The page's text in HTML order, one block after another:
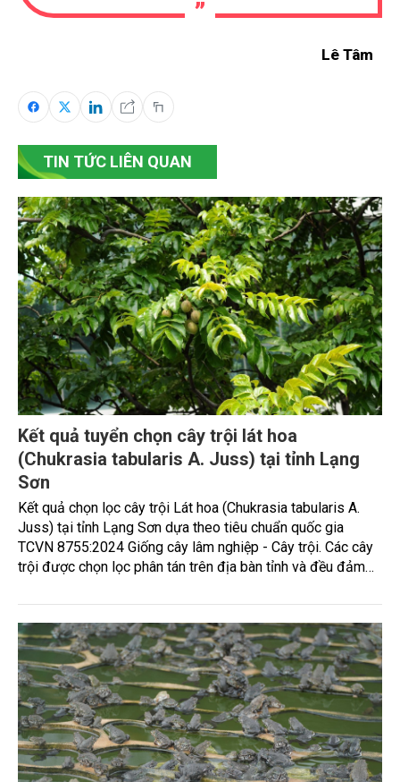
Lê Tâm
TIN TỨC LIÊN QUAN
Kết quả tuyển chọn cây trội lát hoa
(Chukrasia tabularis A. Juss) tại tỉnh Lạng
Sơn
Kết quả chọn lọc cây trội Lát hoa (Chukrasia tabularis A.
Juss) tại tỉnh Lạng Sơn dựa theo tiêu chuẩn quốc gia
TCVN 8755:2024 Giống cây lâm nghiệp - Cây trội. Các cây
trội được chọn lọc phân tán trên địa bàn tỉnh và đều đảm
các cây xung quanh, với độ vượt trội về đường kính ngang
ngực vượt từ 25,5% đến 90,7%, chiều cao vút ngọn vượt từ
10,4% - 35,3% và chiều cao dưới cành vượt từ 12,7% đến
112,5%. Những cây này có thân thẳng, tròn đều, cành nhỏ
và sinh trưởng tốt, không bị sâu bệnh, đáp ứng đầy đủ tiêu
chuẩn để làm nguồn giống. Các cây trội Lát hoa này đã
được Chi cục kiểm lâm tỉnh Lạng Sơn công nhận nguồn
giống cây trồng Lâm nghiệp theo Quyết định số 59/QĐ-KL
ngày 03/12/2024. Đây là nguồn giống chất lượng cao, có